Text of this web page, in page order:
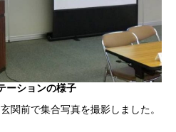
ーションの様子
関前で集合写真を撮影しました。